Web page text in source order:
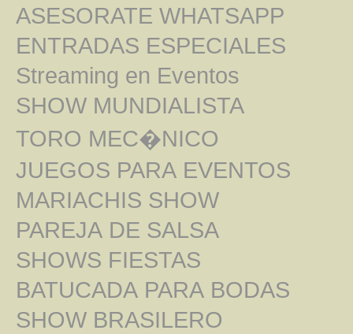
ASESORATE WHATSAPP
ENTRADAS ESPECIALES
Streaming en Eventos
SHOW MUNDIALISTA
TORO MEC�NICO
JUEGOS PARA EVENTOS
MARIACHIS SHOW
PAREJA DE SALSA
SHOWS FIESTAS
BATUCADA PARA BODAS
SHOW BRASILERO